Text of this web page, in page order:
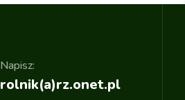
rolnik(a)rz.onet.pl
Napisz: